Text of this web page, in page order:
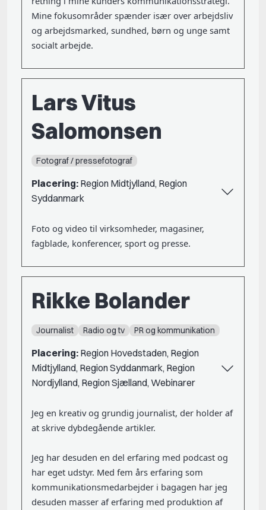
Mine fokusområder spænder især over arbejdsliv
og arbejdsmarked, sundhed, børn og unge samt
socialt arbejde.
Lars Vitus
Salomonsen
Fotograf / pressefotograf
Placering: Region Midtjylland, Region
Syddanmark
Foto og video til virksomheder, magasiner,
fagblade, konferencer, sport og presse.
Rikke Bolander
Journalist Radio og tv PR og kommunikation
Placering: Region Hovedstaden, Region
Midtjylland, Region Syddanmark, Region
Nordjylland, Region Sjælland, Webinarer
Jeg en kreativ og grundig journalist, der holder af
at skrive dybdegående artikler.
Jeg har desuden en del erfaring med podcast og
har eget udstyr. Med fem års erfaring som
kommunikationsmedarbejder i bagagen har jeg
desuden masser af erfaring med produktion af